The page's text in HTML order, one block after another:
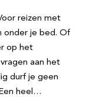
reizen met
onder je bed. Of
op het
aan het
durf je geen
heel…